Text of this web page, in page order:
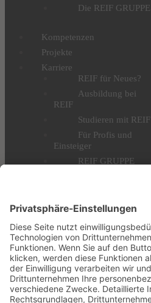
Die REIF GRUPPE
Kompetenzen
Projekte
Karriere
REIF für Neues?
Ausbildung bei
REIF
Studieren mit REIF
Für Profis und
Einsteiger
REIF GRUPPE
Downloads
Datenschutz
Impressum